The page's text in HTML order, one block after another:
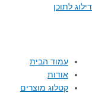
דילוג לתוכן
עמוד הבית
אודות
קטלוג מוצרים